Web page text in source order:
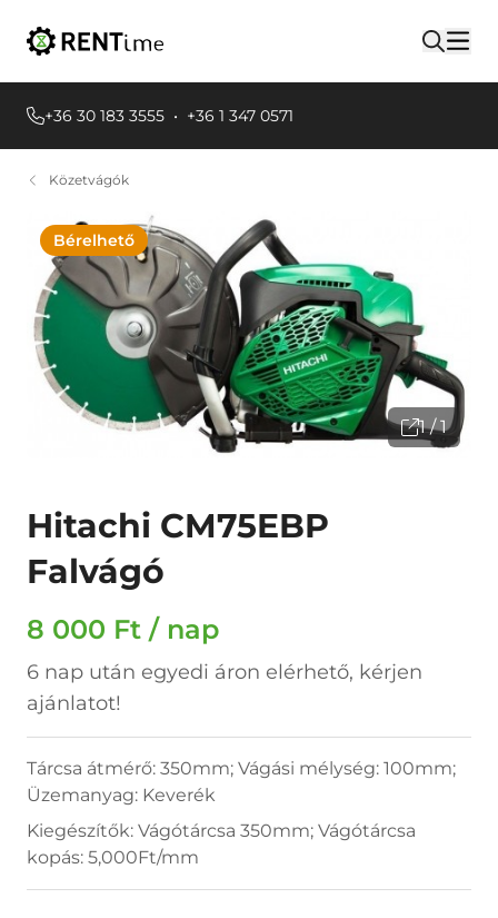
+36 30 183 3555 • +36 1 347 0571
Közetvágók
Bérelhető
1 / 1
Hitachi CM75EBP
Falvágó
8 000 Ft / nap
6 nap után egyedi áron elérhető, kérjen
ajánlatot!
Tárcsa átmérő: 350mm; Vágási mélység: 100mm;
Üzemanyag: Keverék
Kiegészítők: Vágótárcsa 350mm; Vágótárcsa
kopás: 5,000Ft/mm